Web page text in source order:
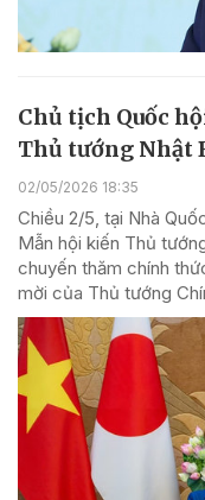
Chủ tịch Quốc
Thủ tướng Nhật
02/05/2026 18:35
Chiều 2/5, tại Nhà
Mẫn hội kiến Thủ
chuyến thăm chính
mời của Thủ tướng